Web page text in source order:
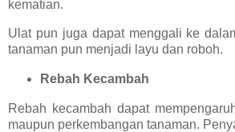
kematian.
Ulat pun juga dapat menggali ke
tanaman pun menjadi layu dan roboh.
Rebah Kecambah
Rebah kecambah dapat
maupun perkembangan tanaman.